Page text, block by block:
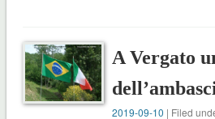
A Vergato
2019-09-10 | Filed